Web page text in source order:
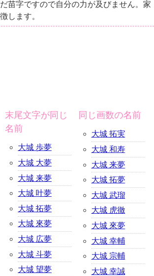
苗字ですので自分の力が及びません。家
します。
末尾文字が同じ
名前
大城 歩夢
大城 大夢
大城 来夢
大城 叶夢
大城 拓夢
大城 來夢
大城 広夢
大城 斗夢
大城 望夢
同じ画数の名前
大城 拓実
大城 和寿
大城 来夢
大城 拓夢
大城 武瑠
大城 虎徹
大城 來夢
大城 幸輔
大城 宗輔
大城 幸誠